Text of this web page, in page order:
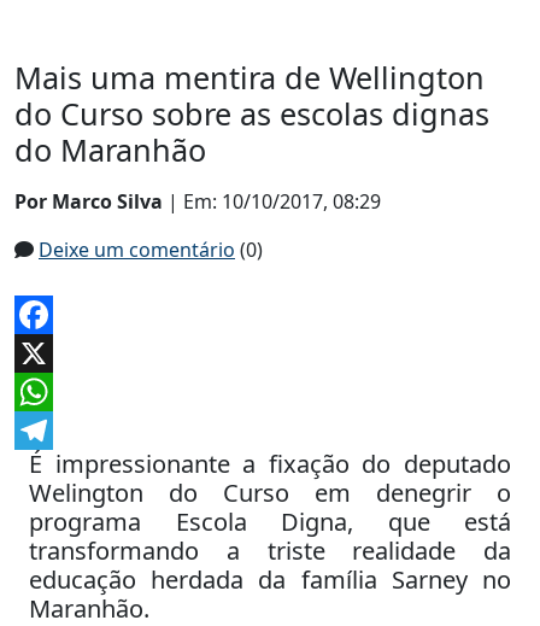
Mais uma mentira de Wellington
do Curso sobre as escolas dignas
do Maranhão
Por Marco Silva | Em: 10/10/2017, 08:29
Deixe um comentário (0)
Facebook
X
WhatsApp
Telegram
É impressionante a fixação do deputado
Welington do Curso em denegrir o
programa Escola Digna, que está
transformando a triste realidade da
educação herdada da família Sarney no
Maranhão.